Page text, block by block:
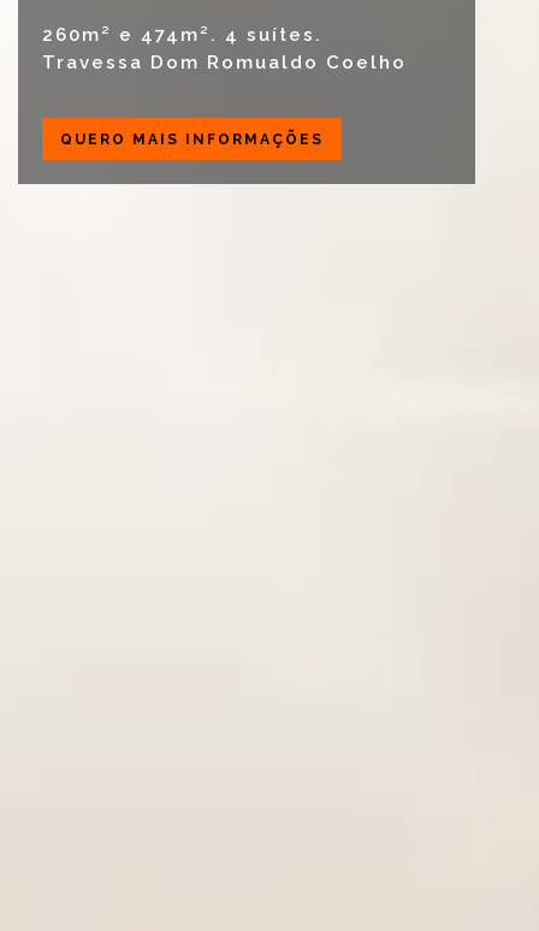
260m² e 474m². 4 suítes.
Travessa Dom Romualdo Coelho
QUERO MAIS INFORMAÇÕES